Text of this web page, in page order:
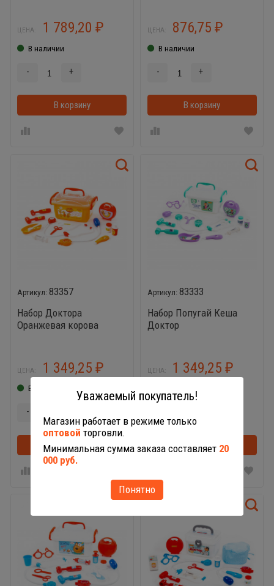
ЦЕНА: 1 789,20 ₽
В наличии
- +
В корзину В корзинке
ЦЕНА: 876,75₽
В наличии
- +
В корзину
83357
Набор Доктора
Оранжевая корова
ЦЕНА: 1 349,25 ₽
В наличии
-
В корзину
83333
Набор Попугай Кеша
Доктор
ЦЕНА: 1 349,25₽
В корзину
Уважаемый покупатель!
Магазин работает в режиме только
оптовой торговли.
Минимальная сумма заказа составляет 20
000 руб.
Понятно